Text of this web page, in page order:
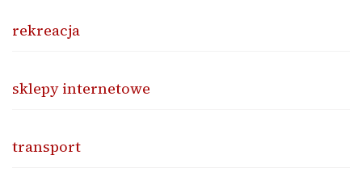
rekreacja
sklepy internetowe
transport